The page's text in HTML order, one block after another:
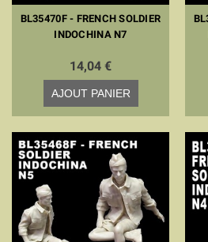
BL35470F - FRENCH SOLDIER
INDOCHINA N7
14,04 €
AJOUT PANIER